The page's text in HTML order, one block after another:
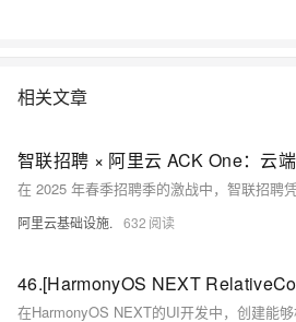
理。整合阿里云虚拟化、存储、网络和安全
相关文章
阿里云基础设施. 632